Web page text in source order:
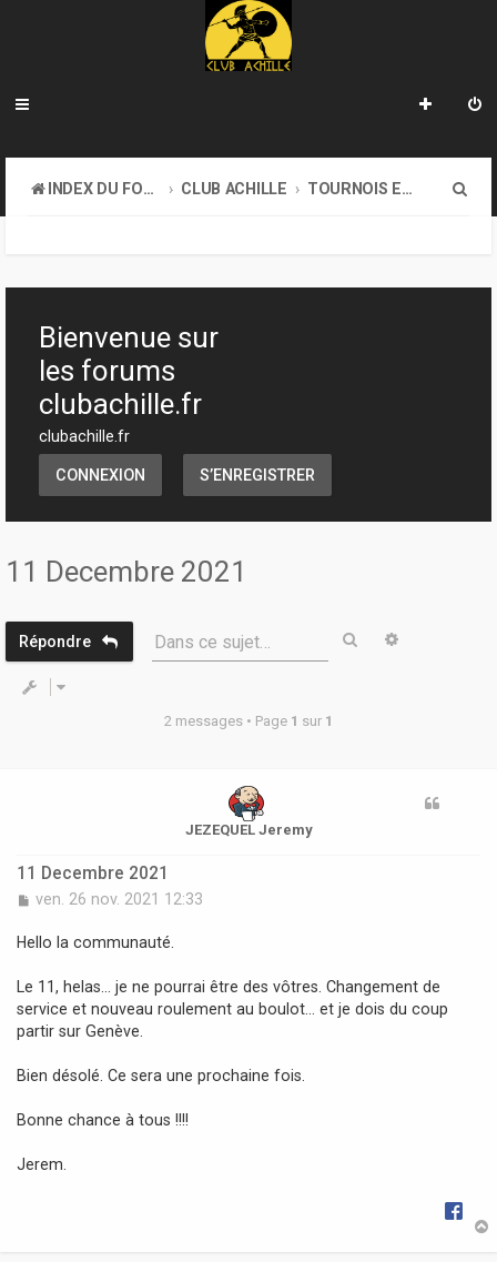
INDEX DU FORUM CLUB ACHILLE TOURNOIS ET EVENEMENTS
h
Bienvenue sur
les forums
clubachille.fr
clubachille.fr
CONNEXION S’ENREGISTRER
11 Decembre 2021
Répondre Dans ce sujet… Rechercher
2 messages • Page 1 sur 1
JEZEQUEL Jeremy
11 Decembre 2021
M
s
g
e
ven. 26 nov. 2021 12:33
Hello la communauté.
Le 11, helas... je ne pourrai être des vôtres. Changement de
service et nouveau roulement au boulot... et je dois du coup
partir sur Genève.
Bien désolé. Ce sera une prochaine fois.
Bonne chance à tous !!!!
Jerem.